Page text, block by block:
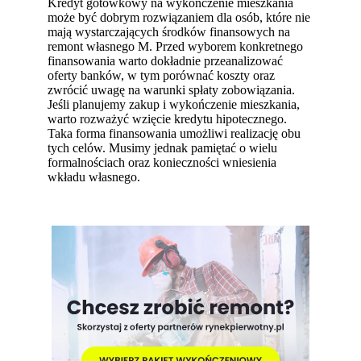
może być dobrym rozwiązaniem dla osób, które nie
mają wystarczających środków finansowych na
remont własnego M. Przed wyborem konkretnego
finansowania warto dokładnie przeanalizować
oferty banków, w tym porównać koszty oraz
zwrócić uwagę na warunki spłaty zobowiązania.
Jeśli planujemy zakup i wykończenie mieszkania,
warto rozważyć wzięcie kredytu hipotecznego.
Taka forma finansowania umożliwi realizację obu
tych celów. Musimy jednak pamiętać o wielu
formalnościach oraz konieczności wniesienia
wkładu własnego.